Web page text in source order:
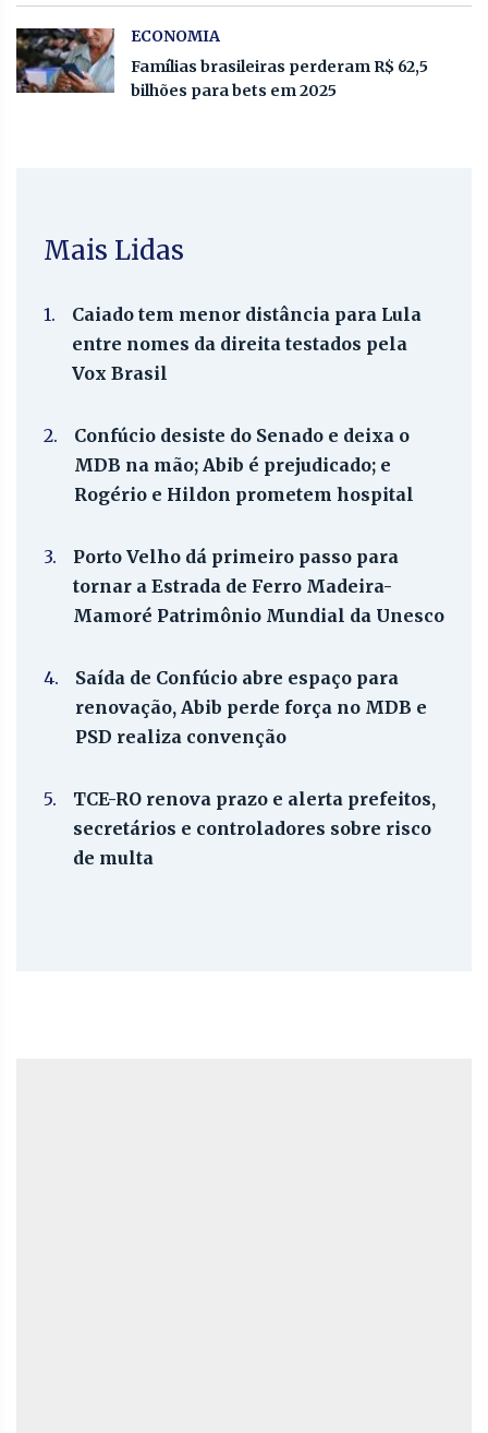
ECONOMIA
Famílias brasileiras perderam R$ 62,5
bilhões para bets em 2025
Mais Lidas
1.
Caiado tem menor distância para Lula
entre nomes da direita testados pela
Vox Brasil
2.
Confúcio desiste do Senado e deixa o
MDB na mão; Abib é prejudicado; e
Rogério e Hildon prometem hospital
3.
Porto Velho dá primeiro passo para
tornar a Estrada de Ferro Madeira-
Mamoré Patrimônio Mundial da Unesco
4.
Saída de Confúcio abre espaço para
renovação, Abib perde força no MDB e
PSD realiza convenção
5.
TCE-RO renova prazo e alerta prefeitos,
secretários e controladores sobre risco
de multa